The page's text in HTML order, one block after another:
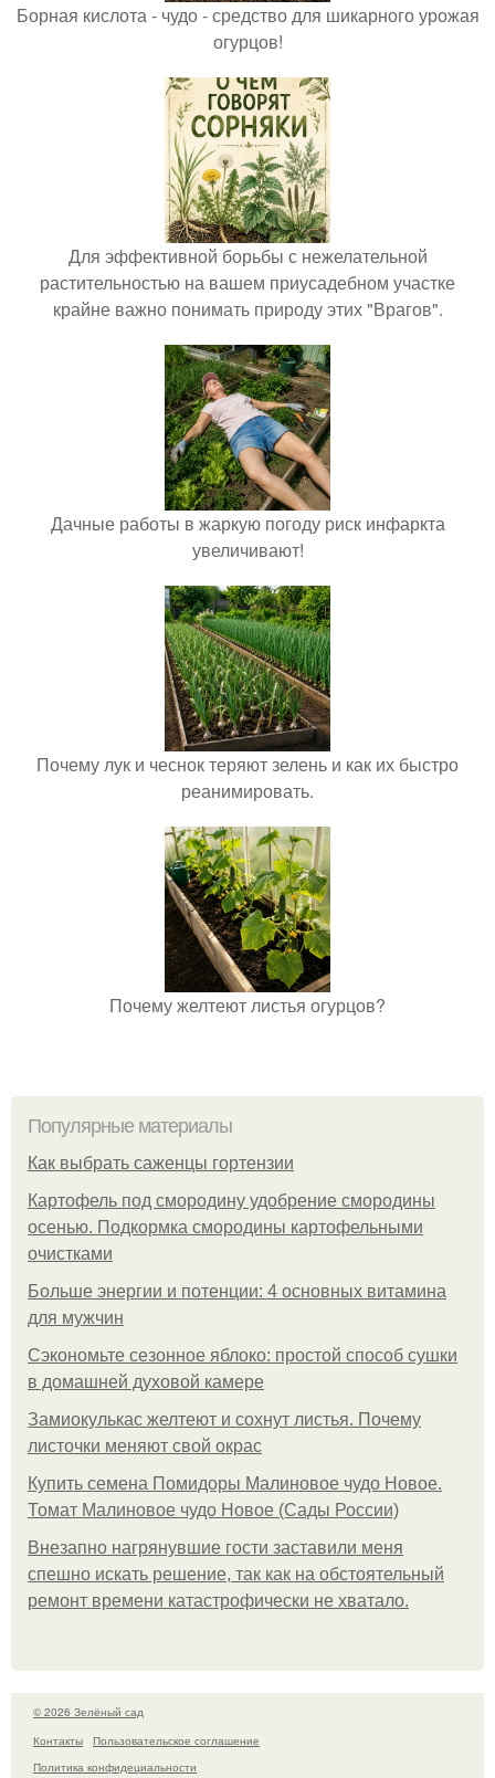
Борная кислота - чудо - средство для шикарного урожая
огурцов!
Для эффективной борьбы с нежелательной
растительностью на вашем приусадебном участке
крайне важно понимать природу этих "Врагов".
Дачные работы в жаркую погоду риск инфаркта
увеличивают!
Почему лук и чеснок теряют зелень и как их быстро
реанимировать.
Почему желтеют листья огурцов?
Популярные материалы
Как выбрать саженцы гортензии
Картофель под смородину удобрение смородины
осенью. Подкормка смородины картофельными
очистками
Больше энергии и потенции: 4 основных витамина
для мужчин
Сэкономьте сезонное яблоко: простой способ сушки
в домашней духовой камере
Замиокулькас желтеют и сохнут листья. Почему
листочки меняют свой окрас
Купить семена Помидоры Малиновое чудо Новое.
Томат Малиновое чудо Новое (Сады России)
Внезапно нагрянувшие гости заставили меня
спешно искать решение, так как на обстоятельный
ремонт времени катастрофически не хватало.
© 2026 Зелёный сад
Контакты
Пользовательское соглашение
Политика конфидециальности